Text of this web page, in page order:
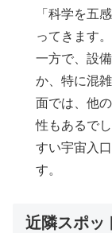
「科学を五
ってきます。
一方で、設
か、特に混
面では、他
性もあるで
すい宇宙入
す。
近隣スポッ